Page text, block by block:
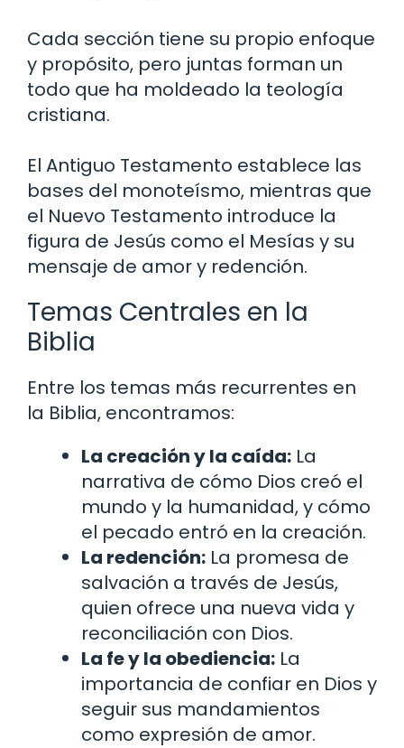
Cada sección tiene su propio enfoque
y propósito, pero juntas forman un
todo que ha moldeado la teología
cristiana.
El Antiguo Testamento establece las
bases del monoteísmo, mientras que
el Nuevo Testamento introduce la
figura de Jesús como el Mesías y su
mensaje de amor y redención.
Temas Centrales en la
Biblia
Entre los temas más recurrentes en
la Biblia, encontramos:
La creación y la caída: La
narrativa de cómo Dios creó el
mundo y la humanidad, y cómo
el pecado entró en la creación.
La redención: La promesa de
salvación a través de Jesús,
quien ofrece una nueva vida y
reconciliación con Dios.
La fe y la obediencia: La
importancia de confiar en Dios y
seguir sus mandamientos
como expresión de amor.